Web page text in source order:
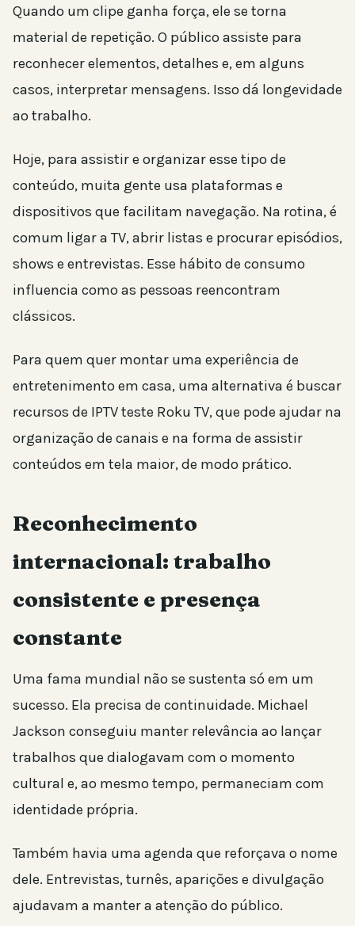
Quando um clipe ganha força, ele se torna
material de repetição. O público assiste para
reconhecer elementos, detalhes e, em alguns
casos, interpretar mensagens. Isso dá longevidade
ao trabalho.
Hoje, para assistir e organizar esse tipo de
conteúdo, muita gente usa plataformas e
dispositivos que facilitam navegação. Na rotina, é
comum ligar a TV, abrir listas e procurar episódios,
shows e entrevistas. Esse hábito de consumo
influencia como as pessoas reencontram
clássicos.
Para quem quer montar uma experiência de
entretenimento em casa, uma alternativa é buscar
recursos de IPTV teste Roku TV, que pode ajudar na
organização de canais e na forma de assistir
conteúdos em tela maior, de modo prático.
Reconhecimento
internacional: trabalho
consistente e presença
constante
Uma fama mundial não se sustenta só em um
sucesso. Ela precisa de continuidade. Michael
Jackson conseguiu manter relevância ao lançar
trabalhos que dialogavam com o momento
cultural e, ao mesmo tempo, permaneciam com
identidade própria.
Também havia uma agenda que reforçava o nome
dele. Entrevistas, turnês, aparições e divulgação
ajudavam a manter a atenção do público.